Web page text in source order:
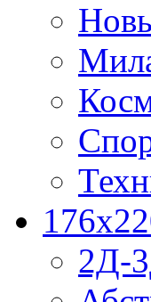
2Д-